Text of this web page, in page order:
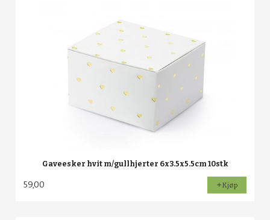
Gaveesker hvit m/gullhjerter 6x3.5x5.5cm 10stk
59,00 Kjøp